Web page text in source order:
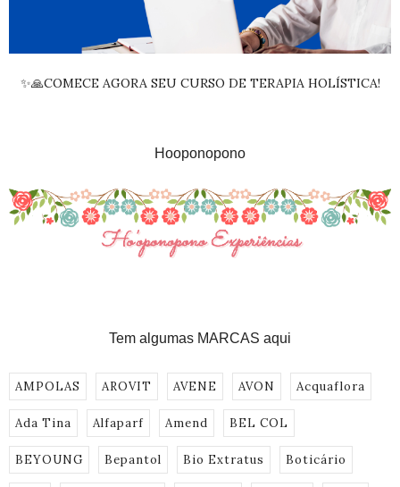
✨🙏COMECE AGORA SEU CURSO DE TERAPIA HOLÍSTICA!
Hooponopono
Tem algumas MARCAS aqui
AMPOLAS AROVIT AVENE AVON Acquaflora
Ada Tina Alfaparf Amend BEL COL
BEYOUNG Bepantol Bio Extratus Boticário